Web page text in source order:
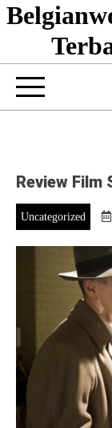
Skip
to
Review Film
Uncategorized